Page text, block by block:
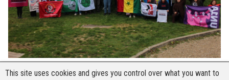
Mehr als 100 aktive Gewerkschaftsmitglieder aus
This site uses cookies and gives you control over what you want to